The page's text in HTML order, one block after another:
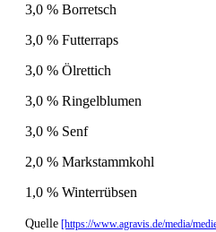
3,0 % Borretsch
3,0 % Futterraps
3,0 % Ölrettich
3,0 % Ringelblumen
3,0 % Senf
2,0 % Markstammkohl
1,0 % Winterrübsen
Quelle [https://www.agravis.de/media/